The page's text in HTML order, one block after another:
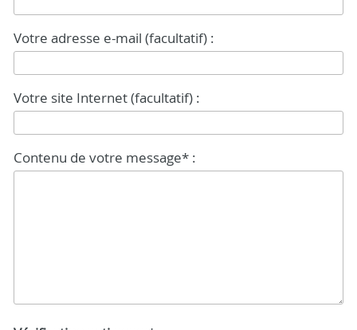
Votre adresse e-mail (facultatif) :
Votre site Internet (facultatif) :
Contenu de votre message* :